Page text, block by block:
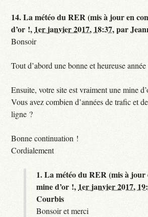
14.La météo du RER (mis à jour en
d’or !, 1er janvier 2017, 18:37,par
Bonsoir
Tout d’abord une bonne et heureuse
Ensuite, votre site est vraiment une mine
Vous avez combien d’années de trafic et
ligne ?
Bonne continuation !
Cordialement
1.La météo du RER (mis à
mine d’or !, 1er janvier 2017,
Courbis
Bonsoir et merci